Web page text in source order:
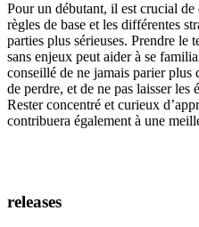
Pour un débutant, il est crucial
règles de base et les différentes
parties plus sérieuses. Prendre le
sans enjeux peut aider à se
conseillé de ne jamais parier plus
de perdre, et de ne pas laisser
Rester concentré et curieux
contribuera également à une
releases